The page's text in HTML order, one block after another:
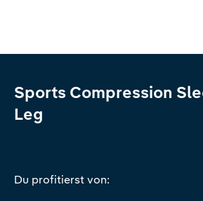
Sports Compression
Leg
Du profitierst von: